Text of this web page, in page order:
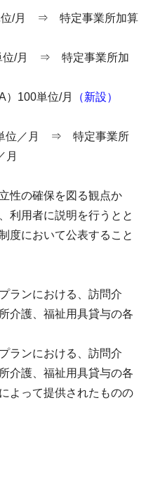
位/月 ⇒ 特定事業所加算
位/月 ⇒ 特定事業所加
100単位/月
（新設）
位／月 ⇒ 特定事業所
月
性の確保を図る観点か
利用者に説明を行うとと
度において公表すること
ランにおける、訪問介
介護、福祉用具貸与の各
ランにおける、訪問介
介護、福祉用具貸与の各
よって提供されたものの